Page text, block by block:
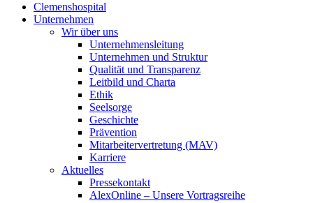
Clemenshospital
Unternehmen
Wir über uns
Unternehmensleitung
Unternehmen und Struktur
Qualität und Transparenz
Leitbild und Charta
Ethik
Seelsorge
Geschichte
Prävention
Mitarbeitervertretung (MAV)
Karriere
Aktuelles
Pressekontakt
AlexOnline – Unsere Vortragsreihe